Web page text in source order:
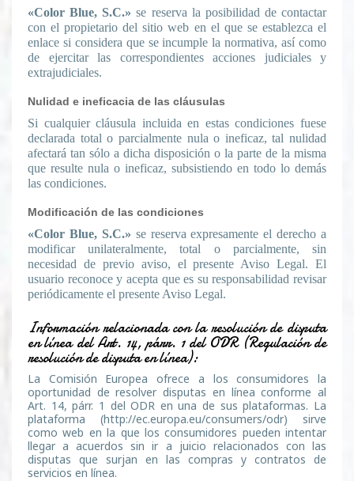
«Color Blue, S.C.» se reserva la posibilidad de contactar
con el propietario del sitio web en el que se establezca el
enlace si considera que se incumple la normativa, así como
de ejercitar las correspondientes acciones judiciales y
extrajudiciales.
Nulidad e ineficacia de las cláusulas
Si cualquier cláusula incluida en estas condiciones fuese
declarada total o parcialmente nula o ineficaz, tal nulidad
afectará tan sólo a dicha disposición o la parte de la misma
que resulte nula o ineficaz, subsistiendo en todo lo demás
las condiciones.
Modificación de las condiciones
«Color Blue, S.C.» se reserva expresamente el derecho a
modificar unilateralmente, total o parcialmente, sin
necesidad de previo aviso, el presente Aviso Legal. El
usuario reconoce y acepta que es su responsabilidad revisar
periódicamente el presente Aviso Legal.
Información relacionada con la resolución de disputa
en línea del Art. 14, párr. 1 del ODR (Regulación de
resolución de disputa en línea):
La Comisión Europea ofrece a los consumidores la
oportunidad de resolver disputas en línea conforme al
Art. 14, párr. 1 del ODR en una de sus plataformas. La
plataforma (http://ec.europa.eu/consumers/odr) sirve
como web en la que los consumidores pueden intentar
llegar a acuerdos sin ir a juicio relacionados con las
disputas que surjan en las compras y contratos de
servicios en línea.